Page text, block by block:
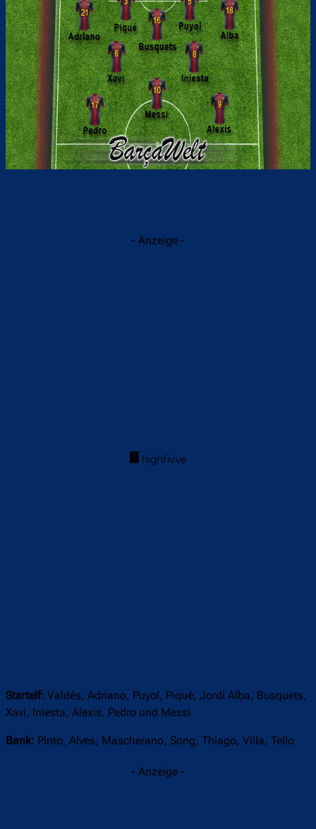
- Anzeige -
Startelf: Valdés, Adriano, Puyol, Piqué, Jordi Alba, Busquets,
Xavi, Iniesta, Alexis, Pedro und Messi
Bank: Pinto, Alves, Mascherano, Song, Thiago, Villa, Tello
- Anzeige -